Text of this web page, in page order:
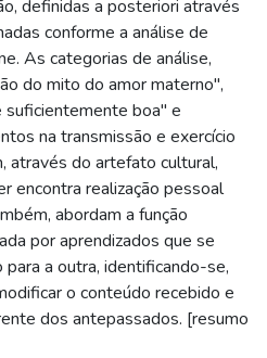
definidas a posteriori através
conforme a análise de
As categorias de análise,
do mito do amor materno",
suficientemente boa" e
na transmissão e exercício
através do artefato cultural,
encontra realização pessoal
abordam a função
por aprendizados que se
a outra, identificando-se,
o conteúdo recebido e
dos antepassados. [resumo